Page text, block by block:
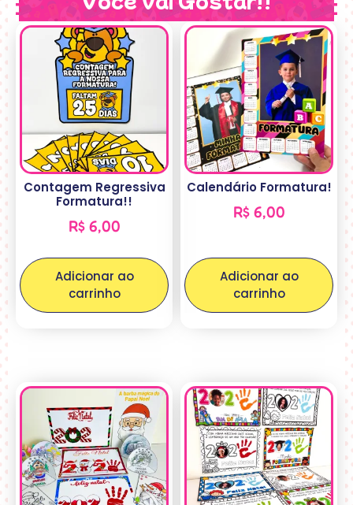
Contagem Regressiva
Formatura!!
R$6,00
Adicionar ao
carrinho
Calendário Formatura!
R$6,00
Adicionar ao
carrinho